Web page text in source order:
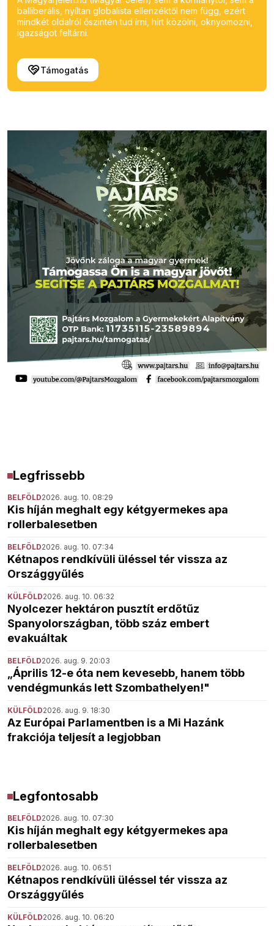
balliberális, nyíltan globalista ellenzéktől nem függ, ezért
mindkét oldalról őszintén tud írni, hírt közölni, oknyomozni,
igazságot feltárni.
Támogatás
Legfrissebb
BELFÖLD2026. aug. 10. 08:29
Kis híján meghalt egy kétgyermekes apa
rollerbalesetben
BELFÖLD2026. aug. 10. 07:34
Kétnapos rendkívüli üléssel tér vissza az
Országgyűlés
KÜLFÖLD2026. aug. 10. 06:32
Nyolcezer hektáron pusztít erdőtűz
Spanyolországban, több száz embert
evakuáltak
BELFÖLD2026. aug. 9. 20:03
„Április 12-e óta nem kevesebb, hanem több
vendégmunkás lett Szombathelyen!"
KÜLFÖLD2026. aug. 9. 18:30
Az Európai Parlamentben is a Mi Hazánk
frakciója teljesít a legjobban
Legfontosabb
BELFÖLD2026. aug. 10. 07:30
Kis híján meghalt egy kétgyermekes apa
rollerbalesetben
BELFÖLD2026. aug. 10. 06:51
Kétnapos rendkívüli üléssel tér vissza az
Országgyűlés
KÜLFÖLD2026. aug. 10. 06:20